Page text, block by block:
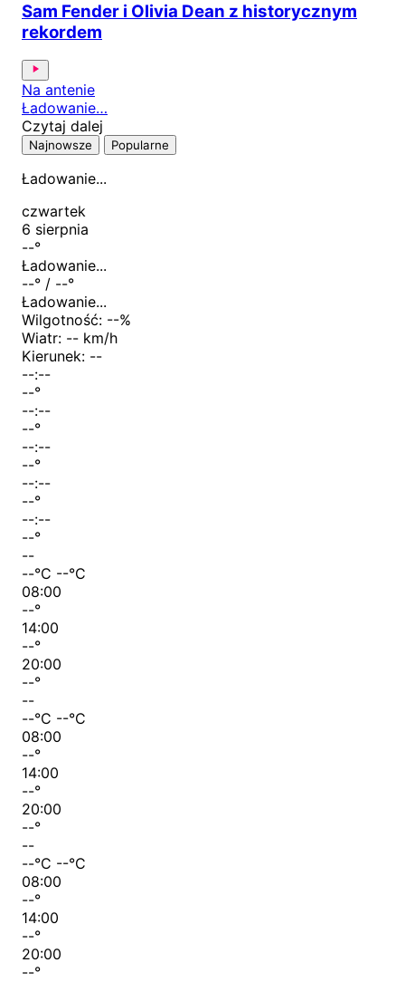
Sam Fender i Olivia Dean z historycznym
rekordem
Na antenie
Ładowanie…
Czytaj dalej
Najnowsze Popularne
Ładowanie...
czwartek
6 sierpnia
--°
Ładowanie...
--° / --°
Ładowanie...
Wilgotność: --%
Wiatr: -- km/h
Kierunek: --
--:--
--°
--:--
--°
--:--
--°
--:--
--°
--:--
--°
--
--°C --°C
08:00
--°
14:00
--°
20:00
--°
--
--°C --°C
08:00
--°
14:00
--°
20:00
--°
--
--°C --°C
08:00
--°
14:00
--°
20:00
--°